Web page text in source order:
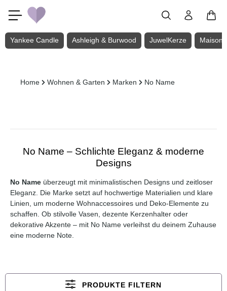
Zum Hauptinhalt springen
Yankee Candle Ashleigh & Burwood JuwelKerze Maison
Home Wohnen & Garten Marken No Name
No Name – Schlichte Eleganz & moderne
Designs
No Name überzeugt mit minimalistischen Designs und zeitloser
Eleganz. Die Marke setzt auf hochwertige Materialien und klare
Linien, um moderne Wohnaccessoires und Deko-Elemente zu
schaffen. Ob stilvolle Vasen, dezente Kerzenhalter oder
dekorative Akzente – mit No Name verleihst du deinem Zuhause
eine moderne Note.
PRODUKTE FILTERN